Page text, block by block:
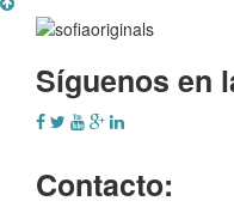
Síguenos en
Contacto: